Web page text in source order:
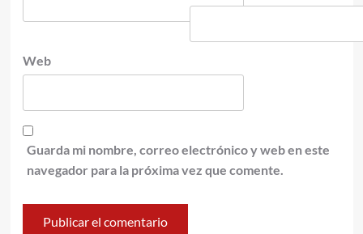
Web
Guarda mi nombre, correo electrónico y web en este
navegador para la próxima vez que comente.